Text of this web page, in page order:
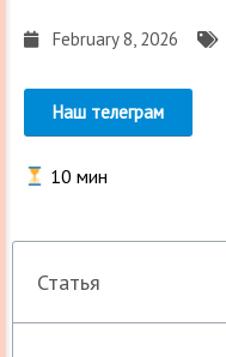
February 8, 2026
Наш телеграм
10 мин
Статья